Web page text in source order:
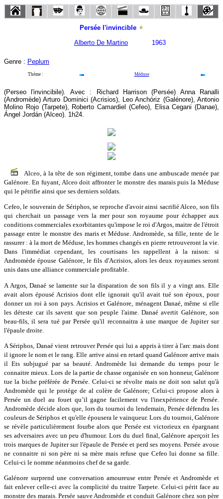
Persée l'invincible
Alberto De Martino
1963
Genre : Peplum
Thème : Méduse
(Perseo l'invincibile). Avec : Richard Harrison (Persée) Anna Ranalli
(Andromède) Arturo Dominici (Acrisios), Leo Anchóriz (Galénore), Antonio
Molino Rojo (Tarpete), Roberto Camardiel (Cefeo), Elisa Cegani (Danae),
Ángel Jordán (Alceo). 1h24.
Alceo, à la tête de son régiment, tombe dans une ambuscade menée par
Galénore. En fuyant, Alceo doit affronter le monstre des marais puis la Méduse
qui le pétrifie ainsi que ses derniers soldats.
Cefeo, le souverain de Sériphos, se reproche d'avoir ainsi sacrifié Alceo, son fils
qui cherchait un passage vers la mer pour son royaume pour échapper aux
conditions commerciales exorbitantes qu'impose le roi d'Argos, maitre de l'étroit
passage entre le monstre des maris et Méduse. Andromède, sa fille, tente de le
rassurer : à la mort de Méduse, les hommes changés en pierre retrouveront la vie.
Dans l'immédiat cependant, les courtisans les rappellent à la raison: si
Andromède épouse Galénore, le fils d'Acrisios, alors les deux royaumes seront
unis dans une alliance commerciale profitable.
A Argos, Danaé se lamente sur la disparation de son fils il y a vingt ans. Elle
avait alors épousé Acrisios dont elle ignorait qu'il avait tué son époux, pour
donner un roi à son pays. Acrisios et Galénore, ménagent Danaé, même si elle
les déteste car ils savent que son peuple l'aime. Danaé avertit Galénore, son
beau-fils, il sera tué par Persée qu'il reconnaitra à une marque de Jupiter sur
l'épaule droite.
A Sériphos, Danaé vient retrouver Persée qui lui a appris à tirer à l'arc mais dont
il ignore le nom et le rang. Elle arrive ainsi en retard quand Galénore arrive mais
il Ets subjugué par sa beauté. Andromède lui demande du temps pour le
connaitre mieux. Lors de la partie de chasse organisée en son honneur, Galénore
tue la biche préférée de Persée. Celui-ci se révolte mais ne doit son salut qu'à
Andromède qui le protège de al colère de Galénore; Celui-ci propose alors à
Persée un duel au fouet qu’il gagne facilement vu l'inexpérience de Persée.
Andromède décide alors que, lors du tournoi du lendemain, Persée défendra les
couleurs de Sériphos et qu'elle épousera le vainqueur. Lors du tournoi, Galénore
se révèle particulièrement fourbe alors que Persée est victorieux en épargnant
ses adversaires avec un peu d'humour. Lors du duel final, Galénore aperçoit les
trois marques de Jupiter sur l'épaule de Persée et perd ses moyens. Persée avoue
ne connaitre ni son père ni sa mère mais refuse que Cefeo lui donne sa fille.
Celui-ci le nomme néanmoins chef de sa garde.
Galénore surprend une conversation amoureuse entre Persée et Andromède et
fait enlever celle-ci avec la complicité du traitre Tarpete. Celui-ci périt face au
monstre des marais. Persée sauve Andromède et conduit Galénore chez son père